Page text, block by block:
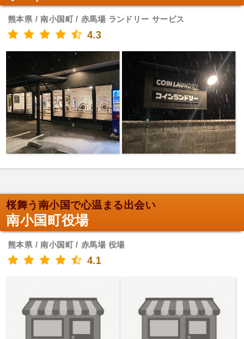
熊本県 / 南小国町 / 赤馬場 ランドリー サービス
4.3
桜舞う南小国で心温まる出会い
南小国町役場
熊本県 / 南小国町 / 赤馬場 役場
4.1